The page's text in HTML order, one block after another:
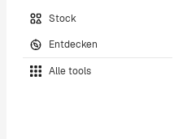
Stock
Entdecken
Alle tools